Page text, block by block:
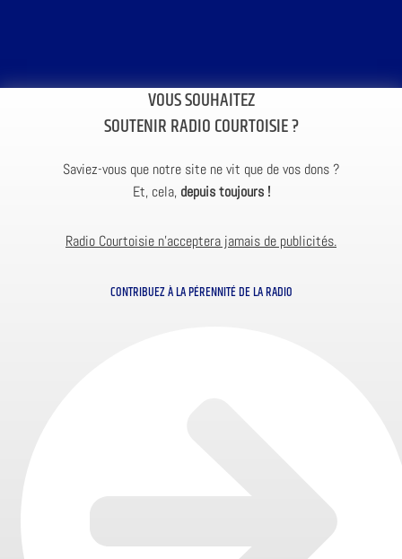
VOUS SOUHAITEZ
SOUTENIR RADIO COURTOISIE ?
Saviez-vous que notre site ne vit que de vos dons ?
Et, cela, depuis toujours !
Radio Courtoisie n’acceptera jamais de publicités.
CONTRIBUEZ À LA PÉRENNITÉ DE LA RADIO